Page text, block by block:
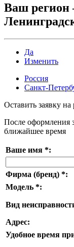
Ваш
Да
Изменить
Россия
Санкт-
Оставить заявку
После оформления
ближайшее время
Ваше имя *:
Фирма (бренд) *:
Модель *:
Вид
Адрес:
Удобное время